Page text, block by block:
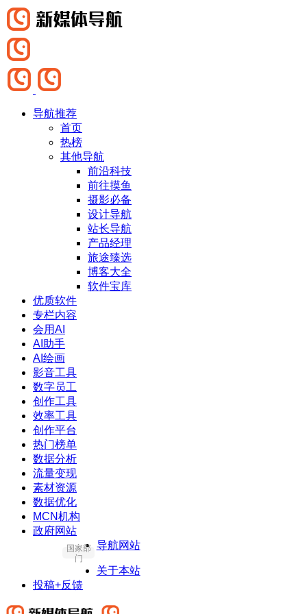
导航推荐
首页
热榜
其他导航
前沿科技
前往摸鱼
摄影必备
设计导航
站长导航
产品经理
旅途臻选
博客大全
软件宝库
优质软件
专栏内容
会用AI
AI助手
AI绘画
影音工具
数字员工
创作工具
效率工具
创作平台
热门榜单
数据分析
流量变现
素材资源
数据优化
MCN机构
政府网站
国家部
门
导航网站
关于本站
投稿+反馈